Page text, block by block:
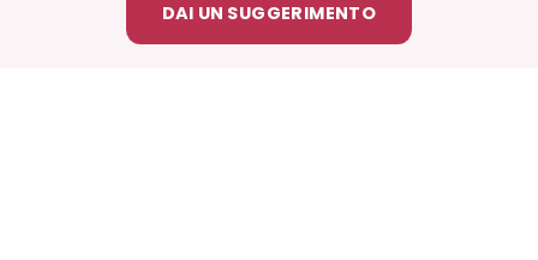
DAI UN SUGGERIMENTO